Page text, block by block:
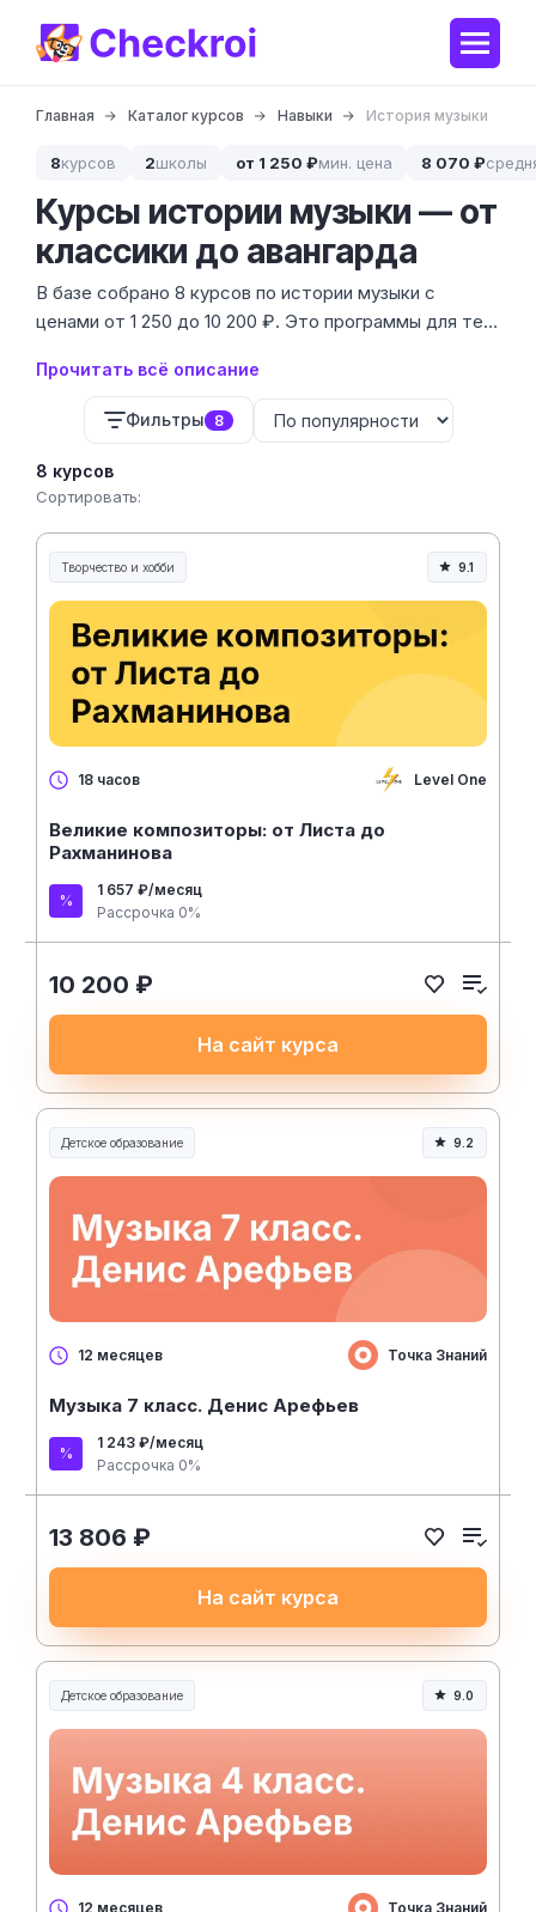
Главная Каталог курсов Навыки История музыки
8курсов 2школы от 1 250 ₽мин. цена 8 070 ₽
Курсы истории музыки — от
классики до авангарда
В базе собрано 8 курсов по истории музыки с
ценами от 1 250 до 10 200 ₽. Это программы для тех,
произведений, различать эпохи и разбираться в
контексте создания шедевров.
Прочитать всё описание
Фильтры 8
8 курсов
Сортировать:
Творчество и хобби
Творчество, контент и хобби
9.1
18 часов Level One
Великие композиторы: от Листа до
Рахманинова
1 657 ₽/месяц
Рассрочка 0%
10 200 ₽
На сайт курса
Детское образование 9.2
12 месяцев Точка Знаний
Музыка 7 класс. Денис Арефьев
1 243 ₽/месяц
Рассрочка 0%
13 806 ₽
На сайт курса
Детское образование 9.0
12 месяцев Точка Знаний